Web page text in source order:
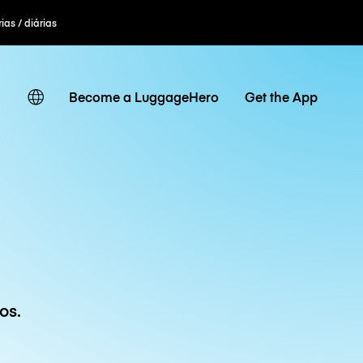
/ diárias
Become a LuggageHero Get the App